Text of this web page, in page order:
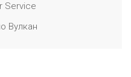
Service
Вулкан